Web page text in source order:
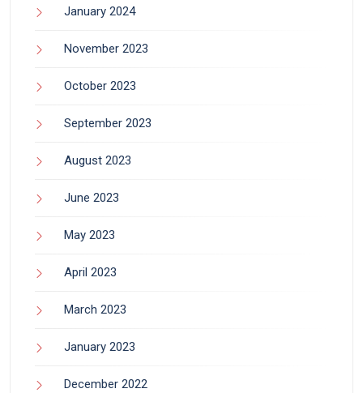
January 2024
November 2023
October 2023
September 2023
August 2023
June 2023
May 2023
April 2023
March 2023
January 2023
December 2022